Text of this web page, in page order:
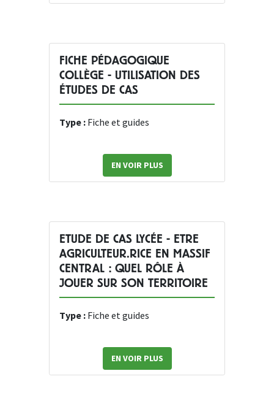
FICHE PÉDAGOGIQUE
COLLÈGE - UTILISATION DES
ÉTUDES DE CAS
Type : Fiche et guides
EN VOIR PLUS
ETUDE DE CAS LYCÉE - ETRE
AGRICULTEUR.RICE EN MASSIF
CENTRAL : QUEL RÔLE À
JOUER SUR SON TERRITOIRE
Type : Fiche et guides
EN VOIR PLUS